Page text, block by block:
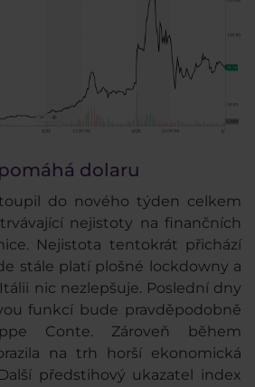
dolaru
do nového týden celkem
nejistoty na finančních
Nejistota tentokrát přichází
stále platí plošné lockdowny a
nic nezlepšuje. Poslední dny
funkcí bude pravděpodobně
Conte. Zároveň během
na trh horší ekonomická
předstihový ukazatel index